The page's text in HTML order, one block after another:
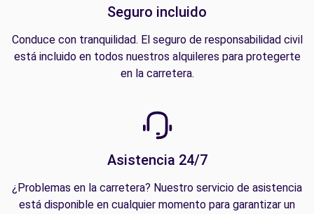
Seguro incluido
Conduce con tranquilidad. El seguro de responsabilidad civil
está incluido en todos nuestros alquileres para protegerte
en la carretera.
Asistencia 24/7
¿Problemas en la carretera? Nuestro servicio de asistencia
está disponible en cualquier momento para garantizar un